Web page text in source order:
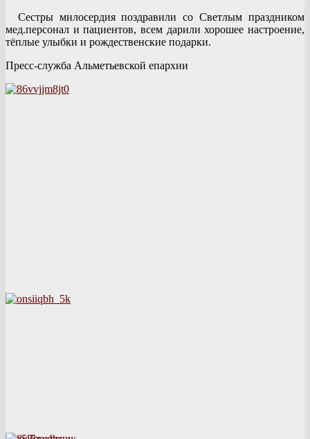
Сестры милосердия поздравили со Светлым праздником
мед.персонал и пациентов, всем дарили хорошее настроение,
тёплые улыбки и рождественские подарки.
Пресс-служба Альметьевской епархии